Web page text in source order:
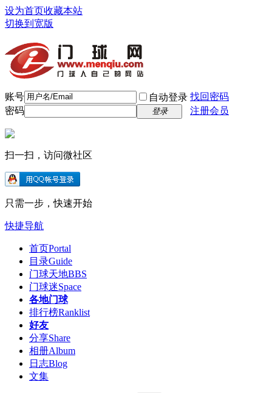
设为首页收藏本站
切换到宽版
账号 自动登录 找回密码
密码
登录 注册会员
扫一扫，访问微社区
只需一步，快速开始
快捷导航
首页Portal
目录Guide
门球天地BBS
门球迷Space
各地门球
排行榜Ranklist
好友
分享Share
相册Album
日志Blog
文集